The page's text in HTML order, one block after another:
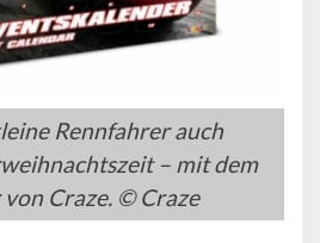
Rennfahrer auch
– mit dem
Craze. © Craze